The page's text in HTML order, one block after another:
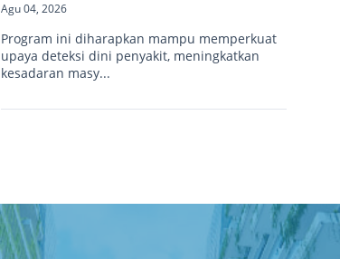
Agu 04, 2026
Program ini diharapkan mampu memperkuat
upaya deteksi dini penyakit, meningkatkan
kesadaran masy...